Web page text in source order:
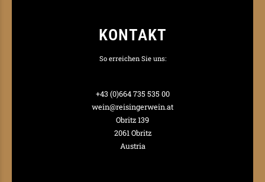
KONTAKT
So erreichen Sie uns:
+43 (0)664 735 535 00
wein@reisingerwein.at
Obritz 139
2061 Obritz
Austria